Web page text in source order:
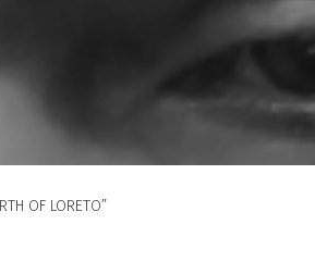
OF LORETO”